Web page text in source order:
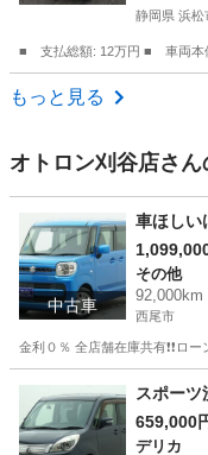
静岡県 浜松
■ 支払総額: 12万円 ■ 車両
静岡 浜松市
もっと見る
オトロン刈谷店さん
中古車
車ほしい
その他
92,000km
西尾市
金利０％ 全店舗在庫共有❗️❗️ロ
愛知 西尾市 その他
スポーツ
659,000
デリカ